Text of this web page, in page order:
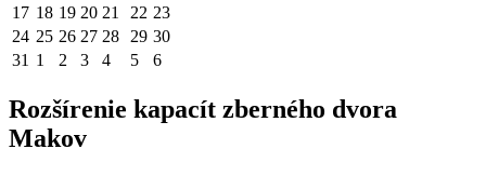
17 18 19 20 21 22 23
24 25 26 27 28 29 30
31 1 2 3 4 5 6
Rozšírenie kapacít zberného dvora
Makov